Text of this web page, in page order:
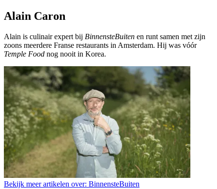
Alain Caron
Alain is culinair expert bij BinnensteBuiten en runt samen met zijn
zoons meerdere Franse restaurants in Amsterdam. Hij was vóór
Temple Food nog nooit in Korea.
Bekijk meer artikelen over: BinnensteBuiten